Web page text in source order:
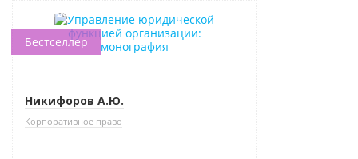
Новинка
Бестселлер
Никифоров А.Ю.
Корпоративное право